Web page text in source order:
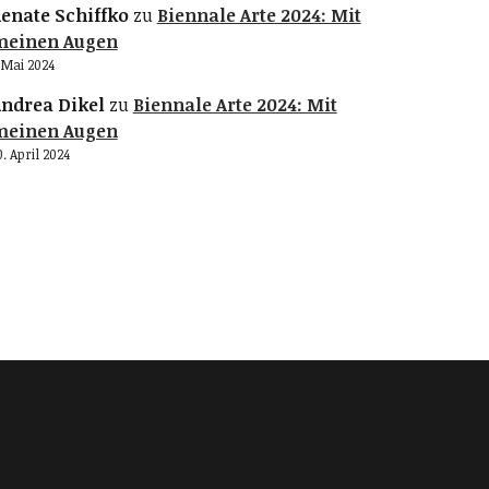
Schiffkozu Biennale Arte 2024: Mit
Augen
Mai 2024
Dikelzu Biennale Arte 2024: Mit
Augen
April 2024